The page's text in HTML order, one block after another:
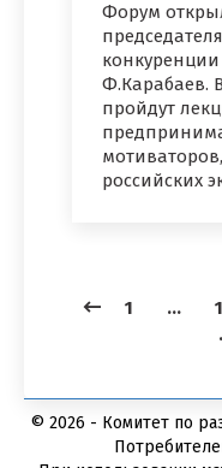
Форум
конкуренции
Ф.Карабаев.
пройдут
российских
1 …
© 2026 - Комитет по